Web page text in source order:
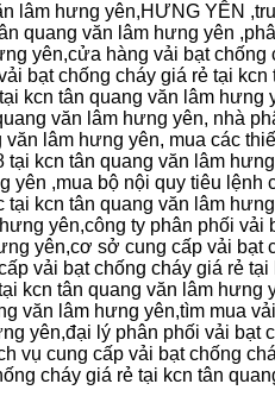
lâm hưng yên,HƯNG YÊN
quang văn lâm hưng yên
yên,cửa hàng vải bạt
bạt chống cháy giá rẻ tại
kcn tân quang văn lâm
văn lâm hưng yên, nhà
lâm hưng yên, mua các
kcn tân quang văn lâm
,mua bộ nội quy tiêu
kcn tân quang văn lâm
yên,công ty phân phối
yên,cơ sở cung cấp vải
vải bạt chống cháy giá rẻ
kcn tân quang văn lâm
văn lâm hưng yên,tìm mua
yên,đại lý phân phối vải
vụ cung cấp vải bạt chống
cháy giá rẻ tại kcn tân